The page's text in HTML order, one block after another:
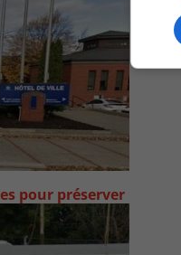
pour préserver